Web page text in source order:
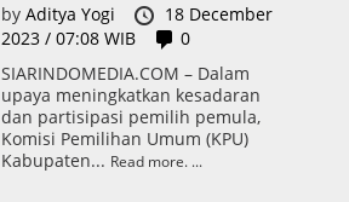
by Aditya Yogi
18 December
2023 / 07:08 WIB
0
SIARINDOMEDIA.COM – Dalam
upaya meningkatkan kesadaran
dan partisipasi pemilih pemula,
Komisi Pemilihan Umum (KPU)
Kabupaten... Read more.